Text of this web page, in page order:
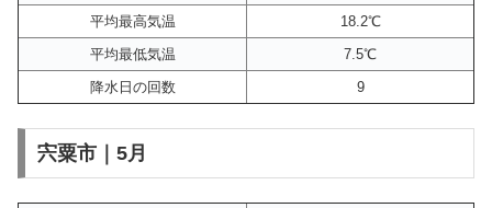
平均最高気温
18.2℃
平均最低気温
7.5℃
降水日の回数
9
宍粟市｜5月